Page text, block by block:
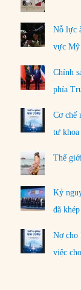
Nỗ lực
vực
Chính
phía
Cơ chế
tư khoa
Thế
Kỷ
đã
Nợ cho
việc